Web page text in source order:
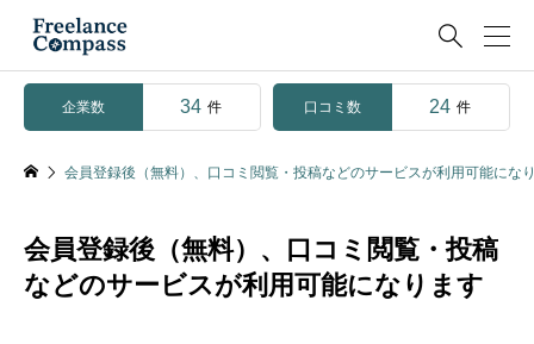

企業数 34 件 口コミ数 24 件
会員登録後（無料）、口コミ閲覧・投稿などのサービスが利用可能にな
会員登録後（無料）、口コミ閲覧・投稿
などのサービスが利用可能になります